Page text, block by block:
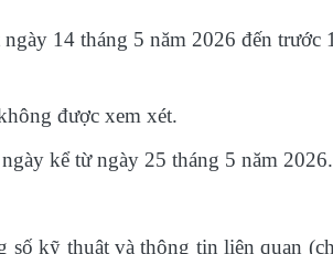
14 tháng 5 năm 2026 đến trước
được xem xét.
kể từ ngày 25 tháng 5 năm 2026.
số kỹ thuật và thông tin liên quan